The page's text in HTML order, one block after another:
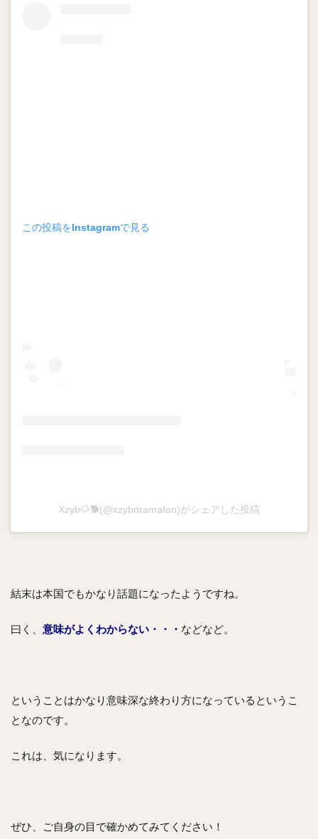
この投稿をInstagramで見る
Xzyb🐶🐕(@xzybdramafan)がシェアした投稿
結末は本国でもかなり話題になったようですね。
曰く、 意味がよくわからない・・・ などなど。
ということはかなり意味深な終わり方になっているというこ
となのです。
これは、気になります。
ぜひ、ご自身の目で確かめてみてください！